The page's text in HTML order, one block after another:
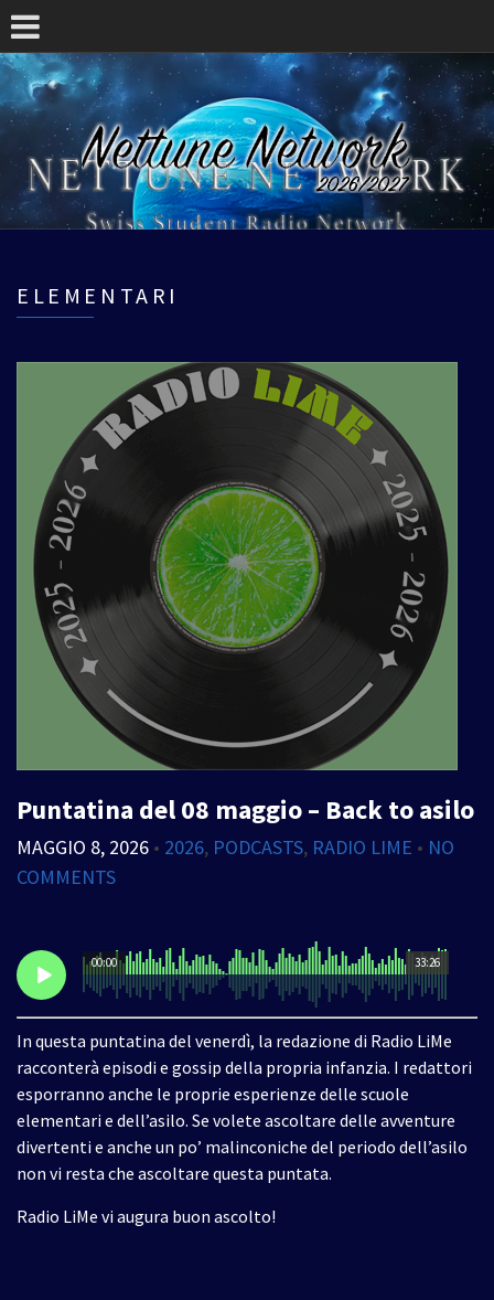
ELEMENTARI
Puntatina del 08 maggio – Back to asilo
MAGGIO 8, 2026 • 2026, PODCASTS, RADIO LIME • NO
COMMENTS
33:26
00:00
In questa puntatina del venerdì, la redazione di Radio LiMe
racconterà episodi e gossip della propria infanzia. I redattori
esporranno anche le proprie esperienze delle scuole
elementari e dell’asilo. Se volete ascoltare delle avventure
divertenti e anche un po’ malinconiche del periodo dell’asilo
non vi resta che ascoltare questa puntata.
Radio LiMe vi augura buon ascolto!